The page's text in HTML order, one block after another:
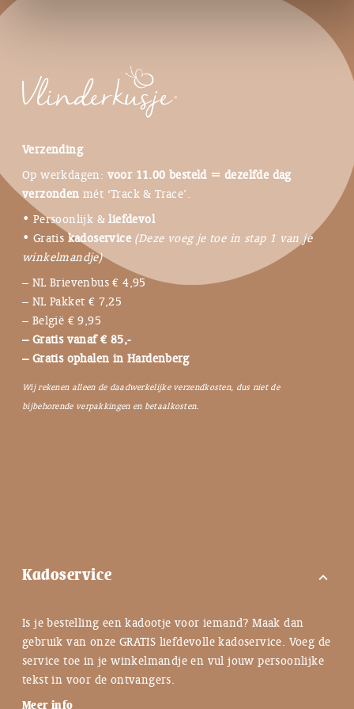
Verzending
Op werkdagen: voor 11.00 besteld = dezelfde dag
verzonden mét ‘Track & Trace’.
• Persoonlijk &liefdevol
• Gratis kadoservice (Deze voeg je toe in stap 1 van je
winkelmandje)
– NL Brievenbus € 4,95
– NL Pakket € 7,25
– België € 9,95
– Gratis vanaf € 85,-
– Gratis ophalen in Hardenberg
Wij rekenen alleen de daadwerkelijke verzendkosten, dus niet de
bijbehorende verpakkingen en betaalkosten.
Kadoservice expand_more
Is je bestelling een kadootje voor iemand? Maak dan
gebruik van onze GRATIS liefdevolle kadoservice. Voeg de
service toe in je winkelmandje en vul jouw persoonlijke
tekst in voor de ontvangers.
Meer info